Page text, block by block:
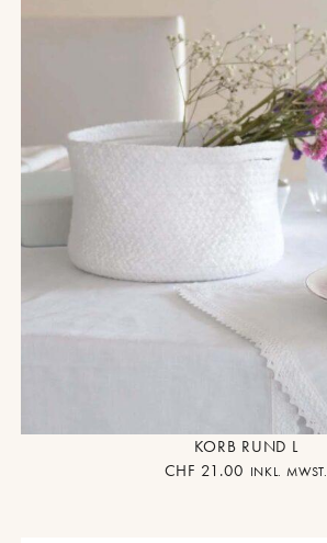
KORB RUND L
CHF 21.00 INKL. MWST.